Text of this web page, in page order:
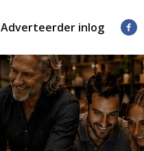
Adverteerder inlog